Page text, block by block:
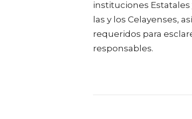
instituciones Estatales
las y los Celayenses,
requeridos para
responsables.